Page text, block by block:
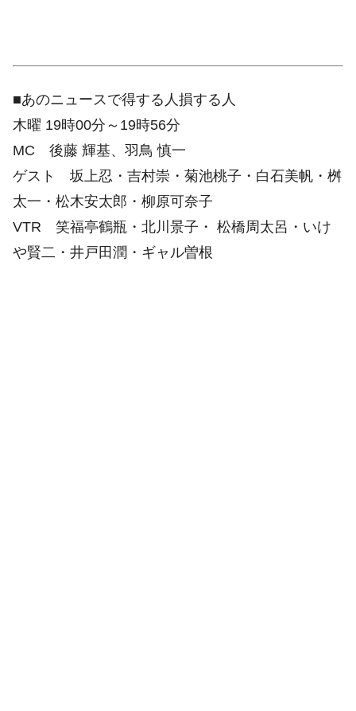
■あのニュースで得する人損する人
木曜 19時00分～19時56分
MC 後藤 輝基、羽鳥 慎一
ゲスト 坂上忍・吉村崇・菊池桃子・白石美帆・桝
太一・松木安太郎・柳原可奈子
VTR 笑福亭鶴瓶・北川景子・ 松橋周太呂・いけ
や賢二・井戸田潤・ギャル曽根